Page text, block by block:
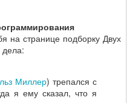
на странице подборку Двух
дела:
Миллер) трепался с
я ему сказал, что я